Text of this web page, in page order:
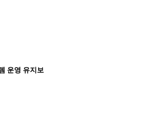
운영 유지보